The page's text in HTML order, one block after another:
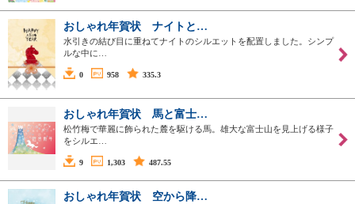
おしゃれ年賀状 ナイトと…
水引きの結び目に重ねてナイトのシルエットを配置しました。シンプ
ルな中に…
0 958 335.3
おしゃれ年賀状 馬と富士…
松竹梅で華麗に飾られた麓を駆ける馬。雄大な富士山を見上げる様子
をシルエ…
9 1,303 487.55
おしゃれ年賀状 空から降…